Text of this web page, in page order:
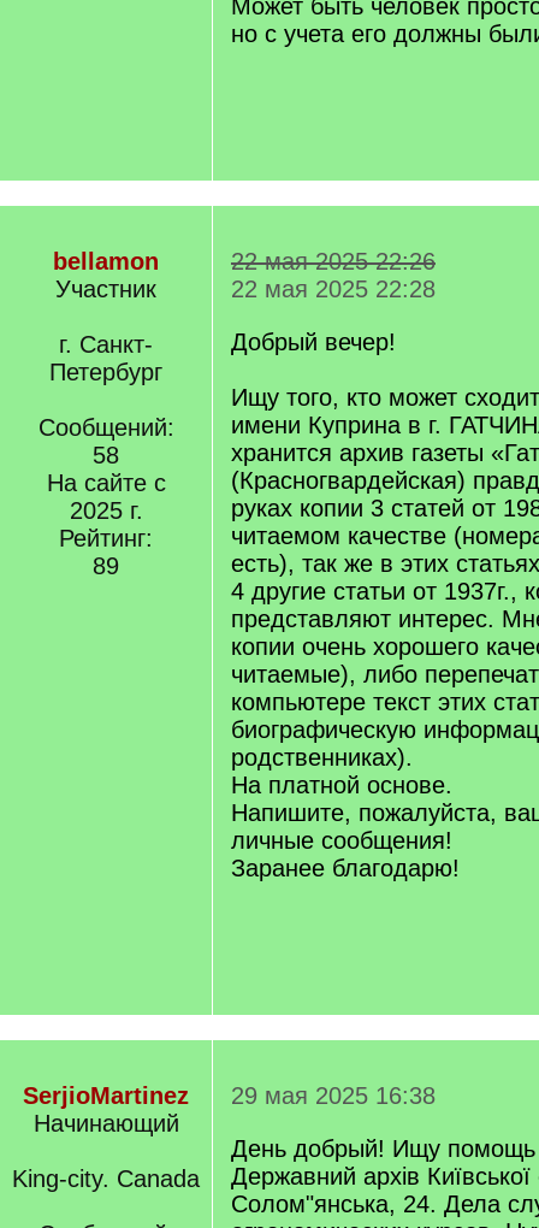
Может быть человек
но с учета его должны
bellamon
Участник
г. Санкт-
Петербург
Сообщений:
58
На сайте с
2025 г.
Рейтинг:
89
22 мая 2025 22:26
22 мая 2025 22:28
Добрый вечер!
Ищу того, кто может
имени Куприна в г.
хранится архив газеты
(Красногвардейская)
руках копии 3 статей от
читаемом качестве
есть), так же в этих
4 другие статьи от 1937г.,
представляют интерес.
копии очень хорошего
читаемые), либо
компьютере текст этих
биографическую
родственниках).
На платной основе.
Напишите, пожалуйста,
личные сообщения!
Заранее благодарю!
SerjioMartinez
Начинающий
King-city. Canada
29 мая 2025 16:38
День добрый! Ищу помощь
Державний архів Київської
Солом"янська, 24. Дела